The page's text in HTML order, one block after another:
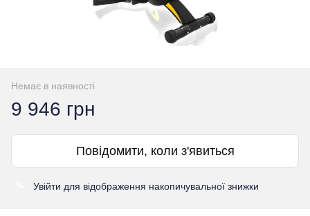
Немає в наявності
9 946 грн
Повідомити, коли з'явиться
Увійти для відображення накопичувальної знижки